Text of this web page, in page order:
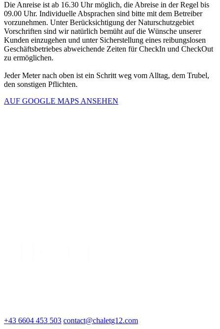
Die Anreise ist ab 16.30 Uhr möglich, die Abreise in der Regel bis
09.00 Uhr. Individuelle Absprachen sind bitte mit dem Betreiber
vorzunehmen. Unter Berücksichtigung der Naturschutzgebiet
Vorschriften sind wir natürlich bemüht auf die Wünsche unserer
Kunden einzugehen und unter Sicherstellung eines reibungslosen
Geschäftsbetriebes abweichende Zeiten für CheckIn und CheckOut
zu ermöglichen.
Jeder Meter nach oben ist ein Schritt weg vom Alltag, dem Trubel,
den sonstigen Pflichten.
AUF GOOGLE MAPS ANSEHEN
+43 6604 453 503 contact@chaletg12.com